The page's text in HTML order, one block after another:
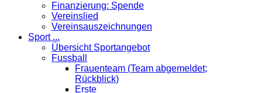
Finanzierung: Spende
Vereinslied
Vereinsauszeichnungen
Sport ...
Übersicht Sportangebot
Fussball
Frauenteam (Team abgemeldet;
Rückblick)
Erste